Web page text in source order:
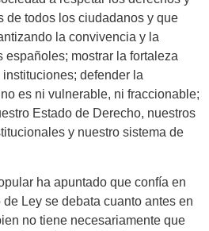
de todos los ciudadanos y que
la convivencia y la
españoles; mostrar la fortaleza
defender la
es ni vulnerable, ni fraccionable;
Estado de Derecho, nuestros
y nuestro sistema de
ha apuntado que confía en
Ley se debata cuanto antes en
no tiene necesariamente que